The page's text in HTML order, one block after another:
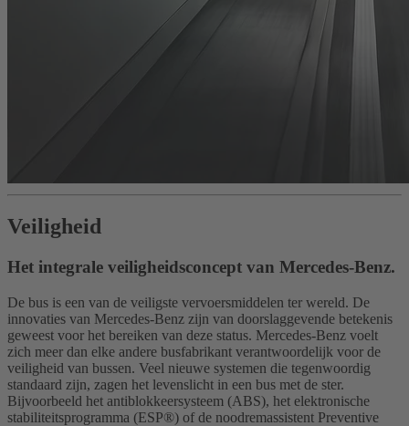
Veiligheid
Het integrale veiligheidsconcept van Mercedes-Benz.
De bus is een van de veiligste vervoersmiddelen ter wereld. De
innovaties van Mercedes-Benz zijn van doorslaggevende betekenis
geweest voor het bereiken van deze status. Mercedes-Benz voelt
zich meer dan elke andere busfabrikant verantwoordelijk voor de
veiligheid van bussen. Veel nieuwe systemen die tegenwoordig
standaard zijn, zagen het levenslicht in een bus met de ster.
Bijvoorbeeld het antiblokkeersysteem (ABS), het elektronische
stabiliteitsprogramma (ESP®) of de noodremassistent Preventive